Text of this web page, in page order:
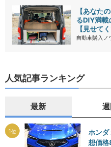
【あなた
るDIY満載
【見せて
自動車購入ノ
人気記事ランキング
最新
1位
ホンダ
想価